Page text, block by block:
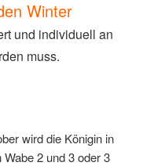
Winter
und individuell an
muss.
wird die Königin in
2 und 3 oder 3